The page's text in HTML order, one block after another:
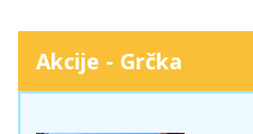
Akcije - Grčka